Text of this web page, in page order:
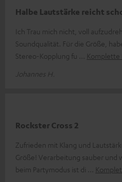
Halbe Lautstärke reicht
Ich Trau mich nicht, voll
Soundqualität. Für die Größe,
Stereo-Kopplung fu
Komplette
Johannes H.
Rockster Cross 2
Zufrieden mit Klang und
Größe! Verarbeitung sauber und
beim Partymodus ist di